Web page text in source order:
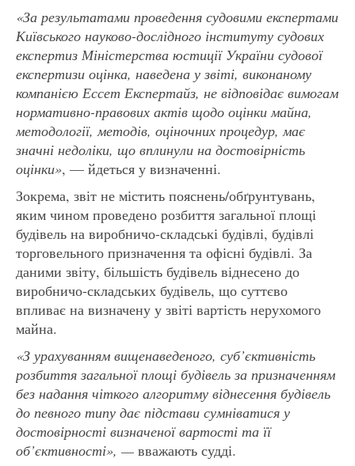
«За результатами проведення судовими експертами
Київського науково-дослідного інституту судових
експертиз Міністерства юстиції України судової
експертизи оцінка, наведена у звіті, виконаному
компанією Ессет Експертайз, не відповідає вимогам
нормативно-правових актів щодо оцінки майна,
методології, методів, оціночних процедур, має
значні недоліки, що вплинули на достовірність
оцінки», — йдеться у визначенні.
Зокрема, звіт не містить пояснень/обґрунтувань,
яким чином проведено розбиття загальної площі
будівель на виробничо-складські будівлі, будівлі
торговельного призначення та офісні будівлі. За
даними звіту, більшість будівель віднесено до
виробничо-складських будівель, що суттєво
впливає на визначену у звіті вартість нерухомого
майна.
«З урахуванням вищенаведеного, суб’єктивність
розбиття загальної площі будівель за призначенням
без надання чіткого алгоритму віднесення будівель
до певного типу дає підстави сумніватися у
достовірності визначеної вартості та її
об’єктивності», — вважають судді.